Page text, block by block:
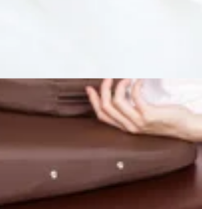
日の空き情報☆11：00～19：30上記のお時
中市宮町一丁目100番 ル・シーニュ4階【営
コード決済、対応しております♪
の空き情報☆10：30～20：00上記のお時間
中市宮町一丁目100番 ル・シーニュ4階【営
コード決済、対応しております♪
の空き情報☆10：00～20：00上記のお時間
中市宮町一丁目100番 ル・シーニュ4階【
コード決済、対応しております♪